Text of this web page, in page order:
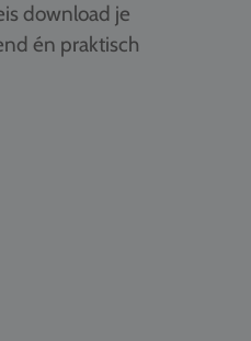
download je
én praktisch